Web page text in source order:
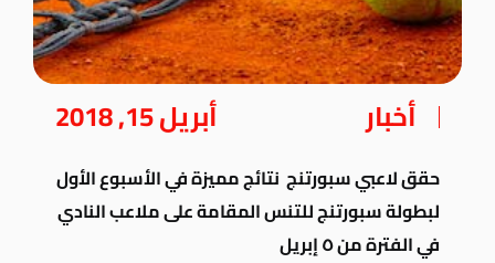
أخبار أبريل 15, 2018
حقق لاعبي سبورتنج نتائج مميزة في الأسبوع الأول
لبطولة سبورتنج للتنس المقامة على ملاعب النادي
في الفترة من ٥ إبريل